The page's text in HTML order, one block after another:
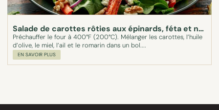
Salade de carottes rôties aux épinards, féta et noix
Préchauffer le four à 400°F (200°C). Mélanger les carottes, l’huile
d’olive, le miel, l’ail et le romarin dans un bol....
EN SAVOIR PLUS